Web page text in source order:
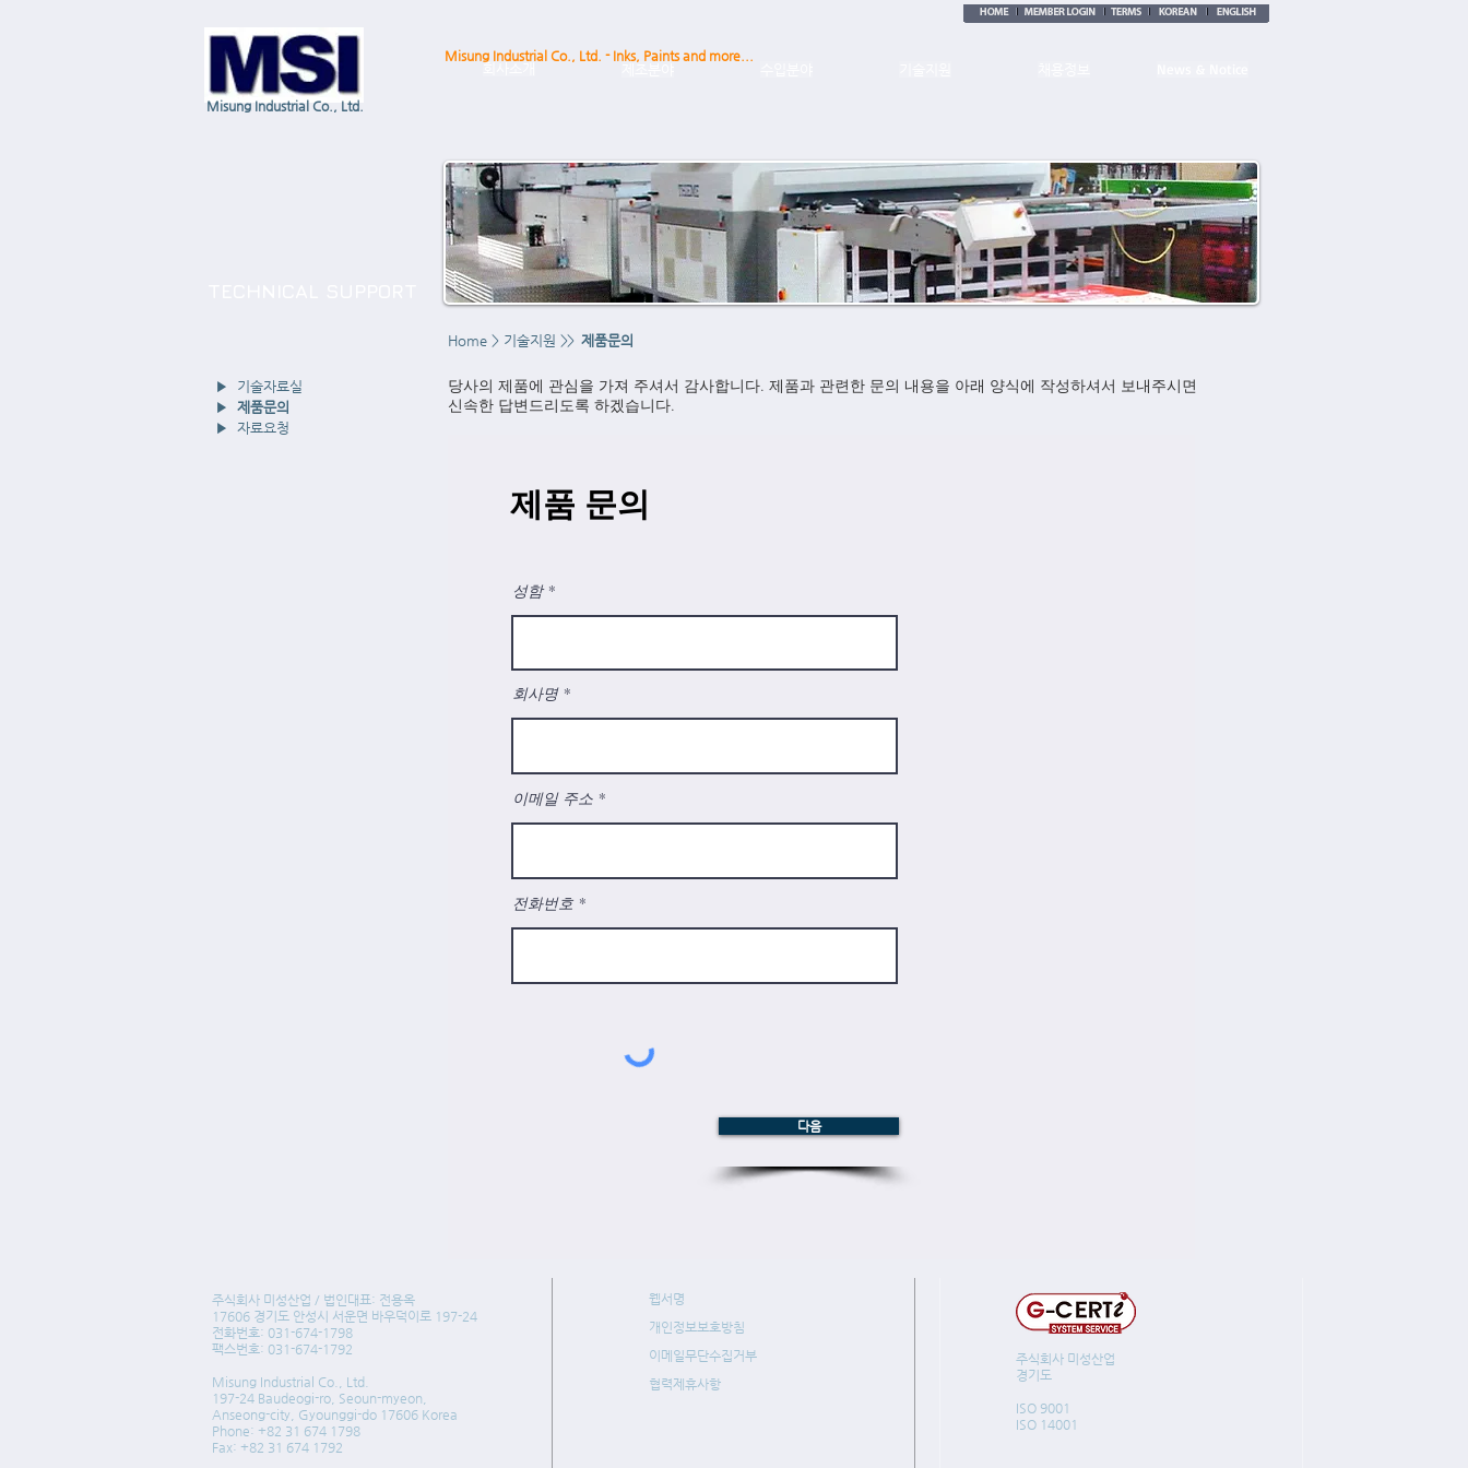
Misung Industrial Co., Ltd.
Misung Industrial Co., Ltd. - Inks, Paints and more...
Home > 기술지원 >> 제품문의
▶ 기술자료실
▶ 제품문의
▶ 자료요청
​당사의 제품에 관심을 가져 주셔서 감사합니다. 제품과 관련한 문의 내용을 아래 양식에 작성하셔서 보내주시면
신속한 답변드리도록 하겠습니다.
제품 문의
성함
회사명
이메일 주소
전화번호
다음
주식회사 미성산업 / 법인대표: 전용옥
17606 경기도 안성시 서운면 바우덕이로 197-24
전화번호: 031-674-1798
팩스번호: 031-674-1792
Misung Industrial Co., Ltd.
197-24 Baudeogi-ro, Seoun-myeon,
Anseong-city, Gyounggi-do 17606 Korea
Phone: +82 31 674 1798
Fax: +82 31 674 1792
웹서명
개인정보보호방침
이메일무단수집거부
협력제휴사항
주식회사 미성산업
경기도
ISO 9001
ISO 14001